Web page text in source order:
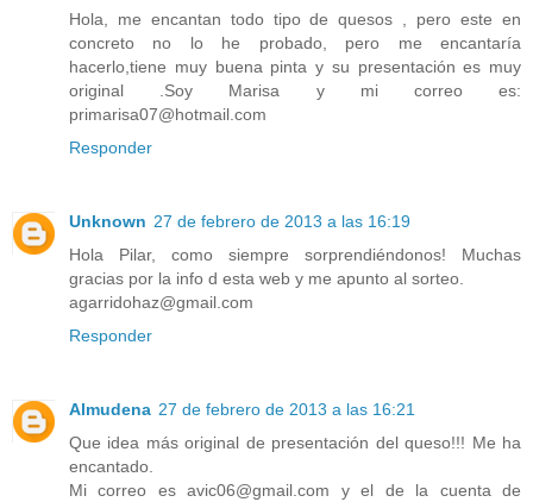
Hola, me encantan todo tipo de quesos , pero este en
concreto no lo he probado, pero me encantaría
hacerlo,tiene muy buena pinta y su presentación es muy
original .Soy Marisa y mi correo es:
primarisa07@hotmail.com
Responder
Unknown 27 de febrero de 2013 a las 16:19
Hola Pilar, como siempre sorprendiéndonos! Muchas
gracias por la info d esta web y me apunto al sorteo.
agarridohaz@gmail.com
Responder
Almudena 27 de febrero de 2013 a las 16:21
Que idea más original de presentación del queso!!! Me ha
encantado.
Mi correo es avic06@gmail.com y el de la cuenta de